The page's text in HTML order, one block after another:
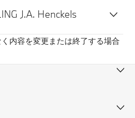
J.A. Henckels
内容を変更または終了する場合
お問い合わせ